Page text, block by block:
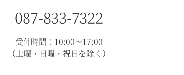
087-833-7322
受付時間：10:00～17:00
（土曜・日曜・祝日を除く）